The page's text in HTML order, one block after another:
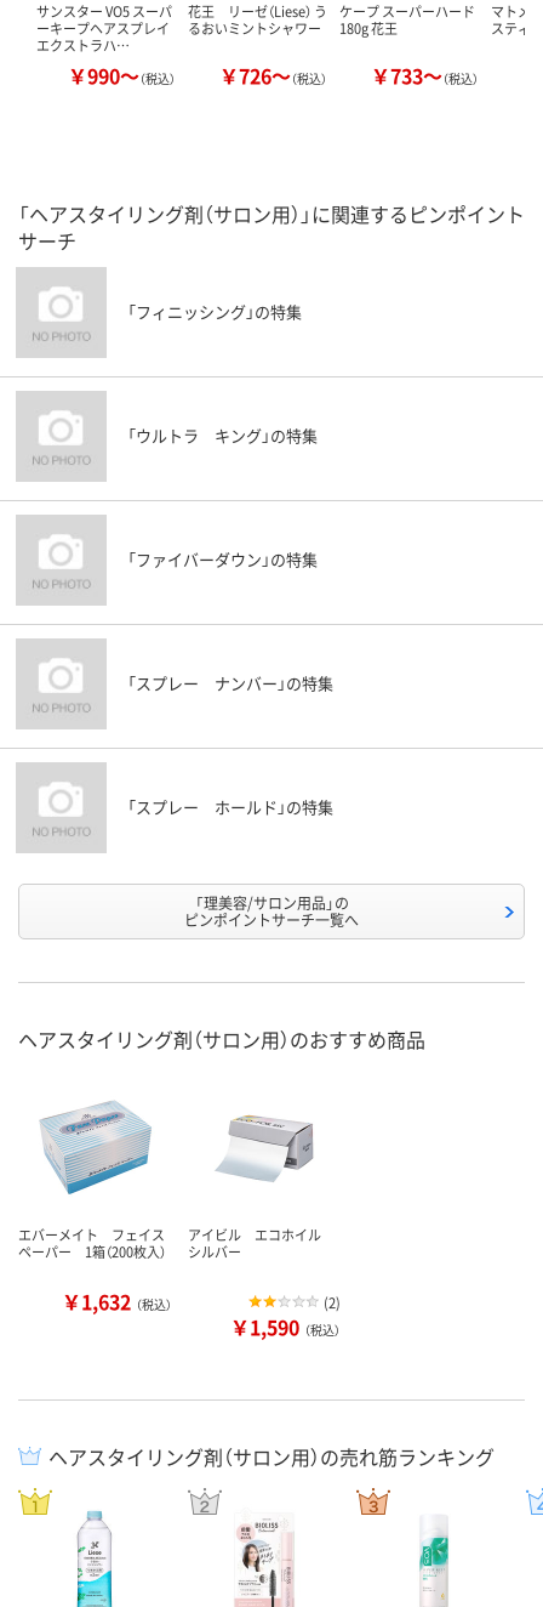
サンスター VO5 スーパ
ーキープヘアスプレイ
エクストラハ…
￥990～（税込）
花王 リーゼ（Liese） う
るおいミントシャワー
￥726～（税込）
ケープ スーパーハード
180g 花王
￥733～（税込）
マトメ
スティ
「ヘアスタイリング剤（サロン用）」に関連するピンポイント
サーチ
「フィニッシング」の特集
「ウルトラ キング」の特集
「ファイバーダウン」の特集
「スプレー ナンバー」の特集
「スプレー ホールド」の特集
「理美容/サロン用品」の
ピンポイントサーチ一覧へ
ヘアスタイリング剤（サロン用）のおすすめ商品
エバーメイト フェイス
ペーパー 1箱（200枚入）
￥1,632 （税込）
アイビル エコホイル
シルバー
(2)
￥1,590 （税込）
ヘアスタイリング剤（サロン用）の売れ筋ランキング